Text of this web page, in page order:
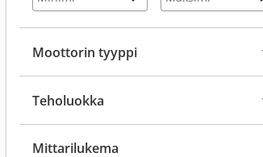
Moottorin tyyppi
Teholuokka
Mittarilukema